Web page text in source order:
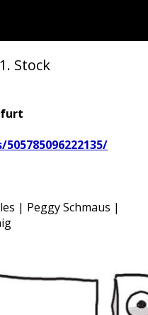
Stock
| Peggy Schmaus |